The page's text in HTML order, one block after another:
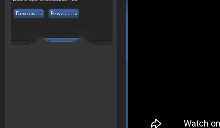
Голосовать Результаты